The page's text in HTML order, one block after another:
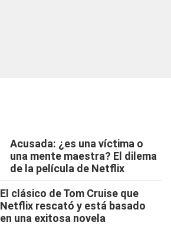
Acusada: ¿es una víctima o
una mente maestra? El dilema
de la película de Netflix
El clásico de Tom Cruise que
Netflix rescató y está basado
en una exitosa novela